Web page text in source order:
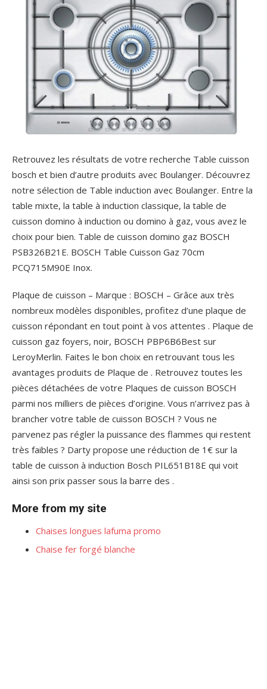
Retrouvez les résultats de votre recherche Table cuisson
bosch et bien d’autre produits avec Boulanger. Découvrez
notre sélection de Table induction avec Boulanger. Entre la
table mixte, la table à induction classique, la table de
cuisson domino à induction ou domino à gaz, vous avez le
choix pour bien. Table de cuisson domino gaz BOSCH
PSB326B21E. BOSCH Table Cuisson Gaz 70cm
PCQ715M90E Inox.
Plaque de cuisson – Marque : BOSCH – Grâce aux très
nombreux modèles disponibles, profitez d’une plaque de
cuisson répondant en tout point à vos attentes . Plaque de
cuisson gaz foyers, noir, BOSCH PBP6B6Best sur
LeroyMerlin. Faites le bon choix en retrouvant tous les
avantages produits de Plaque de . Retrouvez toutes les
pièces détachées de votre Plaques de cuisson BOSCH
parmi nos milliers de pièces d’origine. Vous n’arrivez pas à
brancher votre table de cuisson BOSCH ? Vous ne
parvenez pas régler la puissance des flammes qui restent
très faibles ? Darty propose une réduction de 1€ sur la
table de cuisson à induction Bosch PIL651B18E qui voit
ainsi son prix passer sous la barre des .
More from my site
Chaises longues lafuma promo
Chaise fer forgé blanche